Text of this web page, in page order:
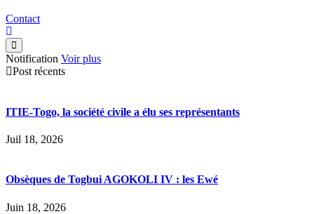
Contact
Notification Voir plus
Post récents
ITIE-Togo, la société civile a élu ses représentants
Juil 18, 2026
Obsèques de Togbui AGOKOLI IV : les Ewé
Juin 18, 2026